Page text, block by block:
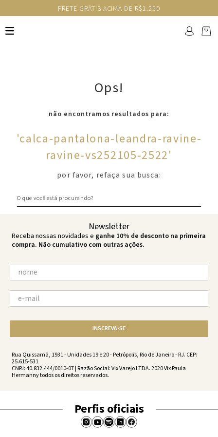
FRETE GRÁTIS ACIMA DE R$1.250
Ops!
não encontramos resultados para:
'calca-pantalona-leandra-ravine-
ravine-vs252105-2522'
por favor, refaça sua busca:
Newsletter
Receba nossas novidades e ganhe 10% de desconto na primeira
compra. Não cumulativo com outras ações.
INSCREVA-SE
Rua Quissamã, 1931 - Unidades 19 e 20 - Petrópolis, Rio de Janeiro - RJ. CEP:
25.615-531
CNPJ: 40.832.444/0010-07 | Razão Social: Vix Varejo LTDA. 2020 Vix Paula
Hermanny todos os direitos reservados.
Perfis oficiais